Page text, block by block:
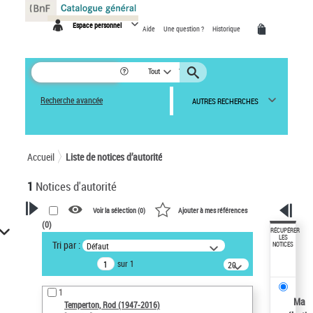
Espace personnel Aide Une question ? Historique
Tout
Recherche avancée AUTRES RECHERCHES
Accueil Liste de notices d’autorité
1 Notices d'autorité
VOTRE RECHERCHE
Recherche avancée dans les
notices d’autorité
Œuvres liées à l'auteur :
Temperton, Rod (1947-2016)
Voir la sélection (0) Ajouter à mes références
(0)
Tri par : Défaut
sur 1
20
résultats/page
1
Temperton, Rod (1947-2016)
RÉCUPÉRER
LES
NOTICES
Ma
Panneau de gestion des cookies